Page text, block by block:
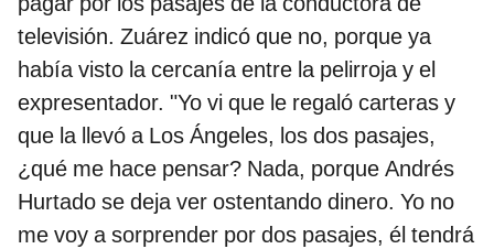
televisión. Zuárez indicó que no, porque ya
había visto la cercanía entre la pelirroja y el
expresentador. "Yo vi que le regaló carteras y
que la llevó a Los Ángeles, los dos pasajes,
¿qué me hace pensar? Nada, porque Andrés
Hurtado se deja ver ostentando dinero. Yo no
me voy a sorprender por dos pasajes, él tendrá